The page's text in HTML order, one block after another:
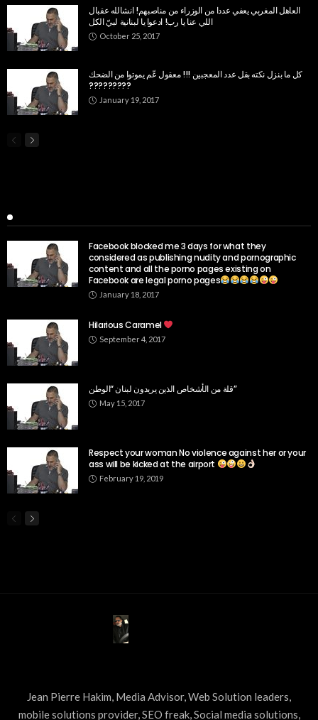
العاهل المغربي يعفي عددا من الوزراء من مناصبهم! انشالله عقبال
اللي عنا يا رب! ادعوا يا لبنانية لبيّ الكل
October 25, 2017
كل ما بنزل نكته بقل عدد المعجبين !!! معقول عّم يموتوا من الضحك
?????????
January 19, 2017
Facebook blocked me 3 days for what they
considered as publishing nudity and pornographic
content and all the porno pages existing on
Facebook are legal porno pages
January 18, 2017
Hilarious Caramel
September 4, 2017
قلة من الأشخاص الذين يريدون لبنان “الوطن”
May 15, 2017
Respect your woman No violence against her or your
ass will be kicked at the airport
February 19, 2019
Jean Pierre Hakim, Media Advisor, Web Solution leaders,
mobile solutions provider, SEO freak, Social media solutions,